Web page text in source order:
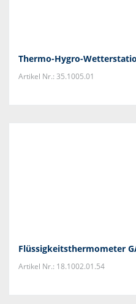
Thermo-Hygro-
Artikel Nr.: 35.1005.01
Flüssigkeitsthermometer
Artikel Nr.: 18.1002.01.54